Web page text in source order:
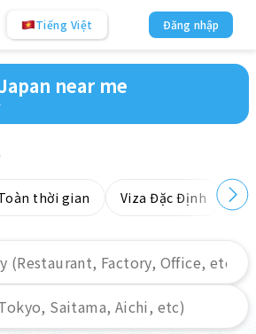
Tiếng Việt Đăng nhập
near me
thời gian Viza Đặc Định